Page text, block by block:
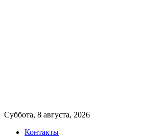
Суббота, 8 августа, 2026
Контакты